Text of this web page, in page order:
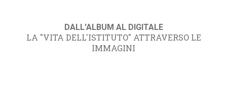
DALL'ALBUM AL DIGITALE
LA "VITA DELL'ISTITUTO" ATTRAVERSO LE
IMMAGINI